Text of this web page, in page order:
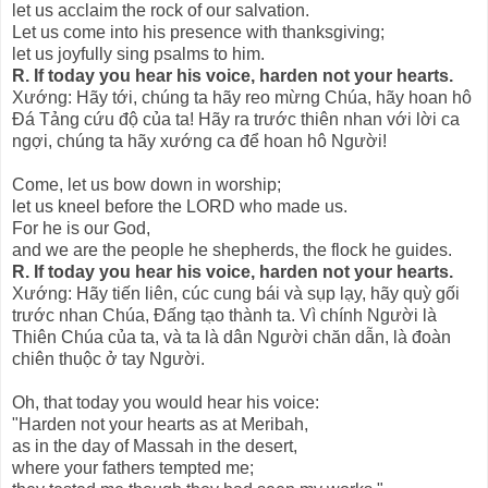
let us acclaim the rock of our salvation.
Let us come into his presence with thanksgiving;
let us joyfully sing psalms to him.
R. If today you hear his voice, harden not your hearts.
Xướng: Hãy tới, chúng ta hãy reo mừng Chúa, hãy hoan hô
Ðá Tảng cứu độ của ta! Hãy ra trước thiên nhan với lời ca
ngợi, chúng ta hãy xướng ca để hoan hô Người!
Come, let us bow down in worship;
let us kneel before the LORD who made us.
For he is our God,
and we are the people he shepherds, the flock he guides.
R. If today you hear his voice, harden not your hearts.
Xướng: Hãy tiến liên, cúc cung bái và sụp lạy, hãy quỳ gối
trước nhan Chúa, Ðấng tạo thành ta. Vì chính Người là
Thiên Chúa của ta, và ta là dân Người chăn dẫn, là đoàn
chiên thuộc ở tay Người.
Oh, that today you would hear his voice:
"Harden not your hearts as at Meribah,
as in the day of Massah in the desert,
where your fathers tempted me;